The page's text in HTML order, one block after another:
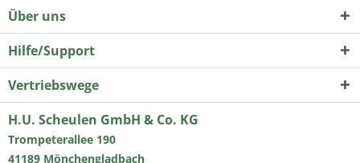
Über uns
Hilfe/Support
Vertriebswege
H.U. Scheulen GmbH & Co. KG
Trompeterallee 190
41189 Mönchengladbach